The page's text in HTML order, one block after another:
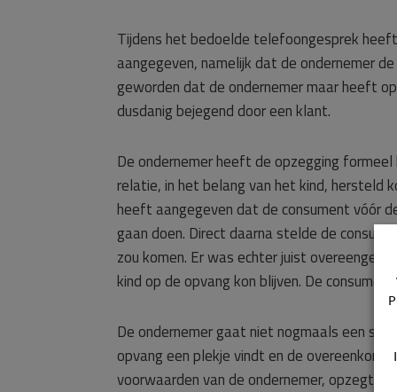
Tijdens het bedoelde telefoongesprek
aangegeven, namelijk dat de ondernemer
geworden dat de ondernemer maar heeft
dusdanig bejegend door een klant.
De ondernemer heeft de opzegging
relatie, in het belang van het kind, hersteld
heeft aangegeven dat de consument vóór
gaan doen. Direct daarna stelde de
zou komen. Er was echter juist
kind op de opvang kon blijven. De
De ondernemer gaat niet nogmaals een
opvang een plekje vindt en de
voorwaarden van de ondernemer, opzegt.